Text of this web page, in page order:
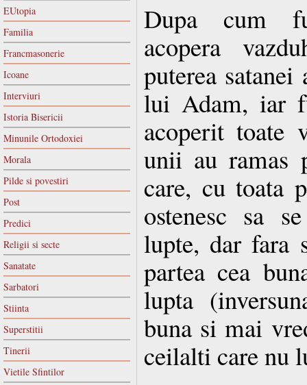
EUtopia
Familia
Francmasonerie
Icoane
Interviuri
Istoria Bisericii
Minunile Ortodoxiei
Morala
Pilde si povestiri
Post
Predici
Religii si secte
Sanatate
Sarbatori
Stiinta
Superstitii
Tinerii
Vietile Sfintilor
Dupa cum
acopera
puterea
lui Adam, iar
acoperit toate
unii au ramas
care, cu toata
ostenesc sa
lupte, dar fara
partea cea
lupta
buna si mai
ceilalti care nu